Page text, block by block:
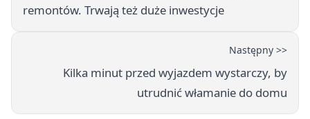
remontów. Trwają też duże inwestycje
Następny >>
Kilka minut przed wyjazdem wystarczy, by
utrudnić włamanie do domu